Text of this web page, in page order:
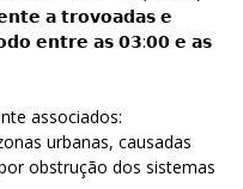
𝗮 𝘁𝗿𝗼𝘃𝗼𝗮𝗱𝗮𝘀 𝗲
𝗲𝗻𝘁𝗿𝗲 𝗮𝘀 𝟬𝟯:𝟬𝟬 𝗲 𝗮𝘀
associados:
urbanas, causadas
obstrução dos sistemas